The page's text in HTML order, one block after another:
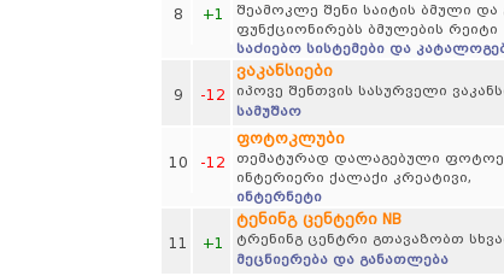
8 +1
შეამოკლე შენი საიტის ბმული
ფუნქციონირებს ბმულების რეიტი
საძიებო სისტემები და
9 -12
ვაკანსიები
იპოვე შენთვის სასურველი
სამუშაო
10 -12
ფოტოკლუბი
თემატურად დალაგებული
ინტერიერი ქალაქი კრეატივი,
ინტერნეტი
11 +1
ტენინგ ცენტერი NB
ტრენინგ ცენტრი გთავაზობთ
მეცნიერება და განათლება